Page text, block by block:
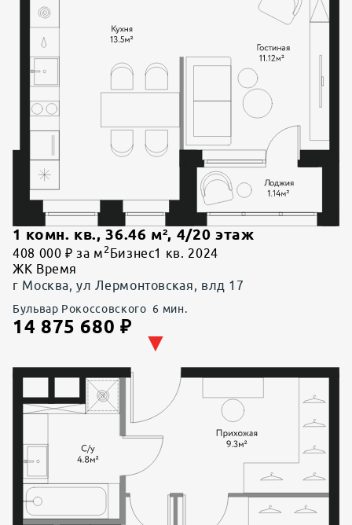
1 комн. кв., 36.46 м², 4/20 этаж
408 000 ₽ за м 2 Бизнес1 кв. 2024
ЖК Время
г Москва, ул Лермонтовская, влд 17
Бульвар Рокоссовского 6 мин.
14 875 680 ₽